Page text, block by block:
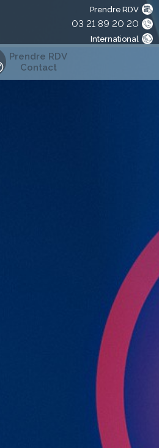
Prendre RDV
03 21 89 20 20
International
Prendre RDV
Contact